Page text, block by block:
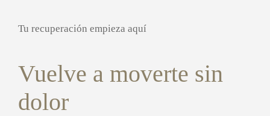
Tu recuperación empieza aquí
Vuelve a moverte sin
dolor